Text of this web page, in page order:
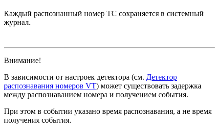
Каждый распознанный номер ТС сохраняется в системный
журнал.
Внимание!
В зависимости от настроек детектора (см. Детектор
распознавания номеров VT) может существовать задержка
между распознаванием номера и получением события.
При этом в событии указано время распознавания, а не время
получения события.